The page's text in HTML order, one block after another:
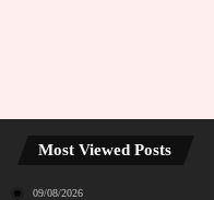
Most Viewed Posts
09/08/2026